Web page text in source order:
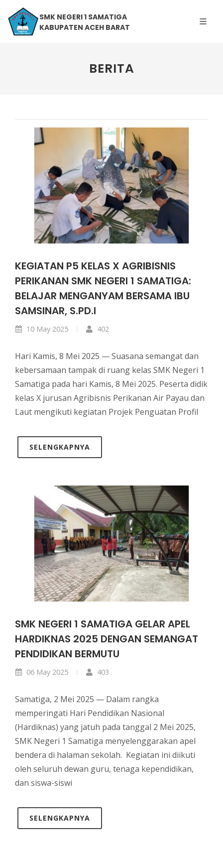
SMK NEGERI 1 SAMATIGA
KABUPATEN ACEH BARAT
BERITA
KEGIATAN P5 KELAS X AGRIBISNIS
PERIKANAN SMK NEGERI 1 SAMATIGA:
BELAJAR MENGANYAM BERSAMA IBU
SAMSINAR, S.PD.I
10 May 2025 402
Hari Kamis, 8 Mei 2025 — Suasana semangat dan
kebersamaan tampak di ruang kelas SMK Negeri 1
Samatiga pada hari Kamis, 8 Mei 2025. Peserta didik
kelas X jurusan Agribisnis Perikanan Air Payau dan
Laut mengikuti kegiatan Projek Penguatan Profil
SELENGKAPNYA
SMK NEGERI 1 SAMATIGA GELAR APEL
HARDIKNAS 2025 DENGAN SEMANGAT
PENDIDIKAN BERMUTU
06 May 2025 403
Samatiga, 2 Mei 2025 — Dalam rangka
memperingati Hari Pendidikan Nasional
(Hardiknas) yang jatuh pada tanggal 2 Mei 2025,
SMK Negeri 1 Samatiga menyelenggarakan apel
bendera di halaman sekolah. Kegiatan ini diikuti
oleh seluruh dewan guru, tenaga kependidikan,
dan siswa-siswi
SELENGKAPNYA